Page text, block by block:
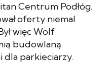
Centrum Podłóg.
oferty niemal
więc Wolf
budowlaną
dla parkieciarzy.